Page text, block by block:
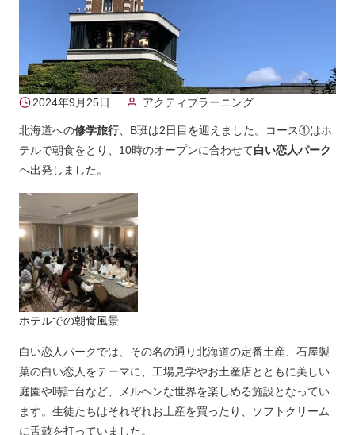
2024年9月25日 アクティブラーニング
北海道への修学旅行、B班は2日目を迎えました。コース①はホ
テルで朝食をとり、10時のオープンに合わせて白い恋人パーク
へ出発しました。
ホテルでの朝食風景
白い恋人パークでは、その名の通り北海道の定番土産、石屋製
菓の白い恋人をテーマに、工場見学やお土産店とともに美しい
庭園や時計台など、メルヘンな世界を楽しめる施設となってい
ます。生徒たちはそれぞれお土産を買ったり、ソフトクリーム
に舌鼓を打っていました。